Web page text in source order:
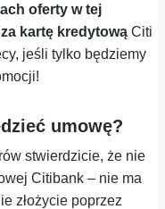
oferty w tej
kartę kredytową Citi
jeśli tylko będziemy
umowę?
stwierdzicie, że nie
Citibank – nie ma
złożycie poprzez